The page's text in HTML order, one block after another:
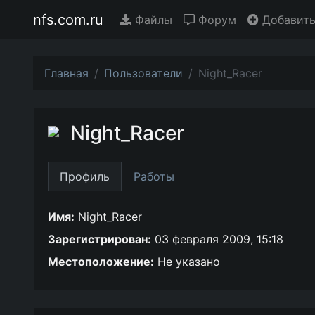
nfs.com.ru Файлы Форум
Главная Пользователи Night_Racer
Night_Racer
Профиль Работы
Имя: Night_Racer
Зарегистрирован: 03 февраля 2009, 15:18
Местоположение: Не указано